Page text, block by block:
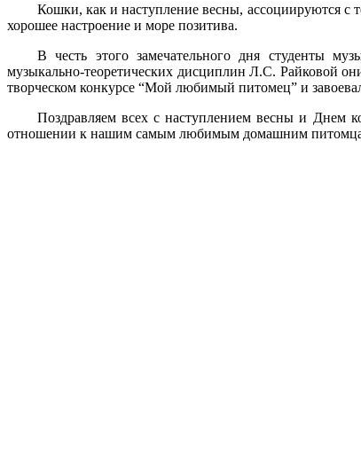
Кошки, как и наступление весны, ассоциируются с
хорошее настроение и море позитива.
В честь этого замечательного дня студенты
музыкально-теоретических дисциплин Л.С. Райковой
творческом конкурсе “Мой любимый питомец” и
Поздравляем всех с наступлением весны и Днем
отношении к нашим самым любимым домашним